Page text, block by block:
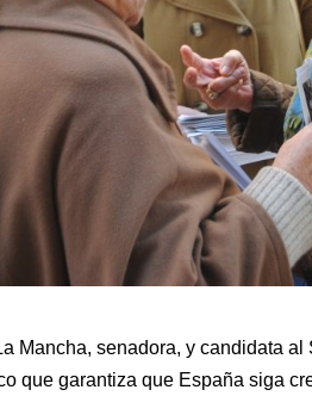
Mancha, senadora, y candidata
que garantiza que España siga